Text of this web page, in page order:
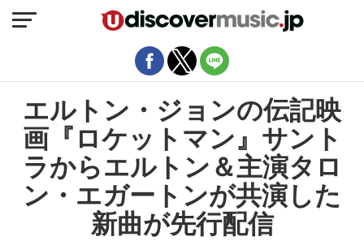
エルトン・ジョンの伝記映
画『ロケットマン』サント
ラからエルトン＆主演タロ
ン・エガートンが共演した
新曲が先行配信
モバイルバージョンを終了